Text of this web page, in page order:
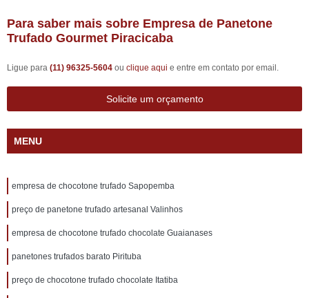
Para saber mais sobre Empresa de Panetone
Trufado Gourmet Piracicaba
Ligue para (11) 96325-5604 ou clique aqui e entre em contato por email.
Solicite um orçamento
MENU
empresa de chocotone trufado Sapopemba
preço de panetone trufado artesanal Valinhos
empresa de chocotone trufado chocolate Guaianases
panetones trufados barato Pirituba
preço de chocotone trufado chocolate Itatiba